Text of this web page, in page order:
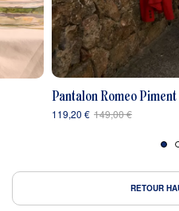
Pantalon Romeo Piment
149,00 €
119,20 €
RETOUR